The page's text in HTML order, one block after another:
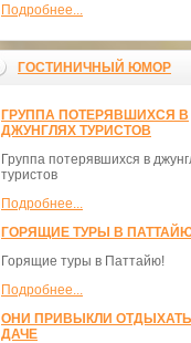
Подробнее...
ГОСТИНИЧНЫЙ ЮМОР
ГРУППА ПОТЕРЯВШИХСЯ В
ДЖУНГЛЯХ ТУРИСТОВ
Группа потерявшихся в
туристов
Подробнее...
ГОРЯЩИЕ ТУРЫ В
Горящие туры в Паттайю!
Подробнее...
ОНИ ПРИВЫКЛИ
ДАЧЕ